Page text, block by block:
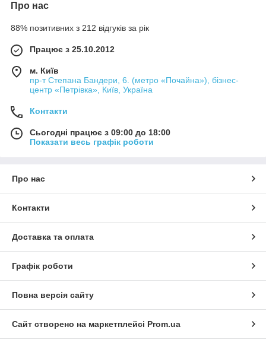
Про нас
88% позитивних з 212 відгуків за рік
Працює з 25.10.2012
м. Київ
пр-т Степана Бандери, 6. (метро «Почайна»), бізнес-
центр «Петрівка», Київ, Україна
Контакти
Сьогодні працює з 09:00 до 18:00
Показати весь графік роботи
Про нас
Контакти
Доставка та оплата
Графік роботи
Повна версія сайту
Сайт створено на маркетплейсі Prom.ua